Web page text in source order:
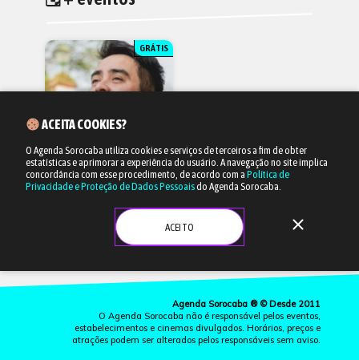
GRÁTIS
09/08 às 14h30
Fernando Goya
Agenda Sorocaba ® © Desde 2011
O Agenda Sorocaba não é responsável pelos eventos,
estabelecimentos e cinemas divulgados. Horários, preços e
atrações podem ser alterados pelos responsáveis sem aviso.
ACEITA COOKIES?
O Agenda Sorocaba utiliza cookies e serviços de terceiros a fim de obter
estatísticas e aprimorar a experiência do usuário. A navegação no site implica
concordância com esse procedimento, de acordo com a Política de
Privacidade e Proteção de Dados Pessoaisdo Agenda Sorocaba.
ACEITO close